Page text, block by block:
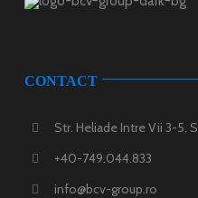
CONTACT
Str. Heliade Intre Vii 3-5,
+40-749.044.833
info@bcv-group.ro